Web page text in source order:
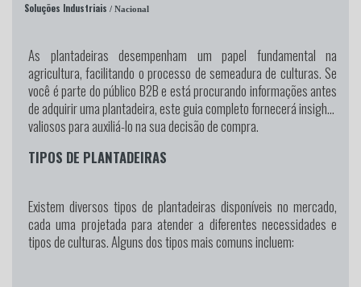
Soluções Industriais / Nacional
As plantadeiras desempenham um papel fundamental na
agricultura, facilitando o processo de semeadura de culturas. Se
você é parte do público B2B e está procurando informações antes
de adquirir uma plantadeira, este guia completo fornecerá insights
valiosos para auxiliá-lo na sua decisão de compra.
TIPOS DE PLANTADEIRAS
Existem diversos tipos de plantadeiras disponíveis no mercado,
cada uma projetada para atender a diferentes necessidades e
tipos de culturas. Alguns dos tipos mais comuns incluem: